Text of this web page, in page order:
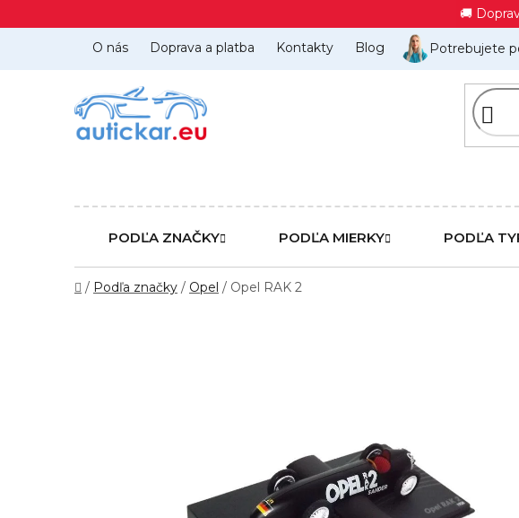
na
🚚
O nás Doprava a platba Kontakty Blog Potrebujete
PODĽA ZNAČKY PODĽA MIERKY PODĽA
Domov
/ Podľa značky / Opel / Opel RAK 2